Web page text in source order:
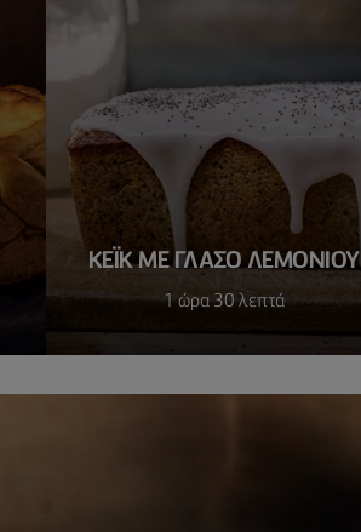
ΚΈΙΚ ΜΕ ΓΛΆΣΟ ΛΕΜΟΝΙΟΎ
1 ώρα 30 λεπτά